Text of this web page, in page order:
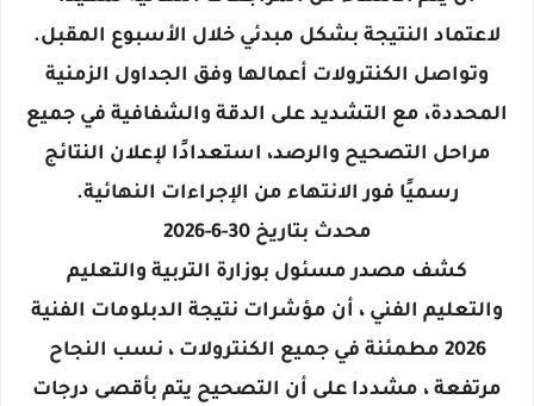
لاعتماد النتيجة بشكل مبدئي خلال الأسبوع المقبل.
وتواصل الكنترولات أعمالها وفق الجداول الزمنية
المحددة، مع التشديد على الدقة والشفافية في جميع
مراحل التصحيح والرصد، استعدادًا لإعلان النتائج
رسميًا فور الانتهاء من الإجراءات النهائية.
محدث بتاريخ 30-6-2026
كشف مصدر مسئول بوزارة التربية والتعليم
والتعليم الفني ، أن مؤشرات نتيجة الدبلومات الفنية
2026 مطمئنة في جميع الكنترولات ، نسب النجاح
مرتفعة ، مشددا على أن التصحيح يتم بأقصى درجات